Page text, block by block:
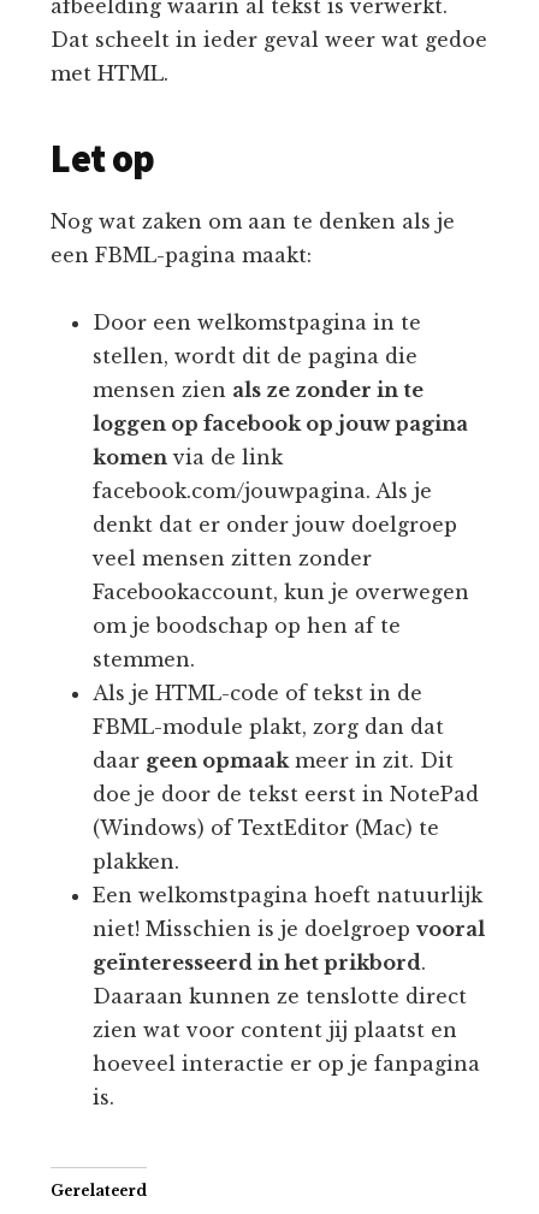
afbeelding waarin al tekst is verwerkt.
Dat scheelt in ieder geval weer wat gedoe
met HTML.
Let op
Nog wat zaken om aan te denken als je
een FBML-pagina maakt:
Door een welkomstpagina in te
stellen, wordt dit de pagina die
mensen zien als ze zonder in te
loggen op facebook op jouw pagina
komen via de link
facebook.com/jouwpagina. Als je
denkt dat er onder jouw doelgroep
veel mensen zitten zonder
Facebookaccount, kun je overwegen
om je boodschap op hen af te
stemmen.
Als je HTML-code of tekst in de
FBML-module plakt, zorg dan dat
daar geen opmaakmeer in zit. Dit
doe je door de tekst eerst in NotePad
(Windows) of TextEditor (Mac) te
plakken.
Een welkomstpagina hoeft natuurlijk
niet! Misschien is je doelgroepvooral
geïnteresseerd in het prikbord.
Daaraan kunnen ze tenslotte direct
zien wat voor content jij plaatst en
hoeveel interactie er op je fanpagina
is.
Gerelateerd